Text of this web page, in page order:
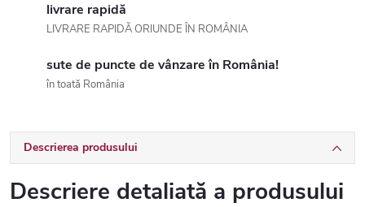
livrare rapidă
LIVRARE RAPIDĂ ORIUNDE ÎN ROMÂNIA
sute de puncte de vânzare în România!
în toată România
Descrierea produsului
Descriere detaliată a produsului